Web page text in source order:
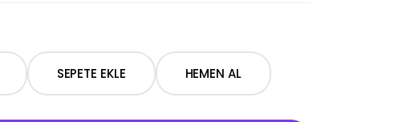
SEPETE EKLE HEMEN AL